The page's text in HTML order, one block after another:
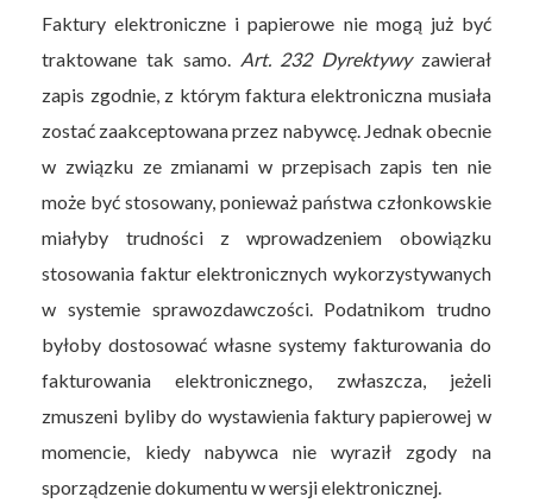
Faktury elektroniczne i papierowe nie mogą już być
traktowane tak samo. Art. 232 Dyrektywyzawierał
zapis zgodnie, z którym faktura elektroniczna musiała
zostać zaakceptowana przez nabywcę. Jednak obecnie
w związku ze zmianami w przepisach zapis ten nie
może być stosowany, ponieważ państwa członkowskie
miałyby trudności z wprowadzeniem obowiązku
stosowania faktur elektronicznych wykorzystywanych
w systemie sprawozdawczości. Podatnikom trudno
byłoby dostosować własne systemy fakturowania do
fakturowania elektronicznego, zwłaszcza, jeżeli
zmuszeni byliby do wystawienia faktury papierowej w
momencie, kiedy nabywca nie wyraził zgody na
sporządzenie dokumentu w wersji elektronicznej.